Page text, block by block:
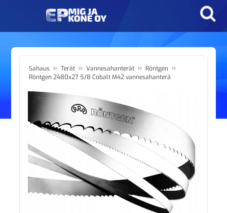
Sahaus » Terät » Vannesahanterät » Röntgen »
Röntgen 2480x27 5/8 Cobalt M42 vannesahanterä